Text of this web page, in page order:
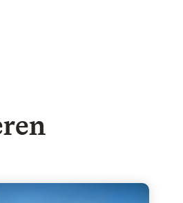
Schlossgarten Weikersheim -